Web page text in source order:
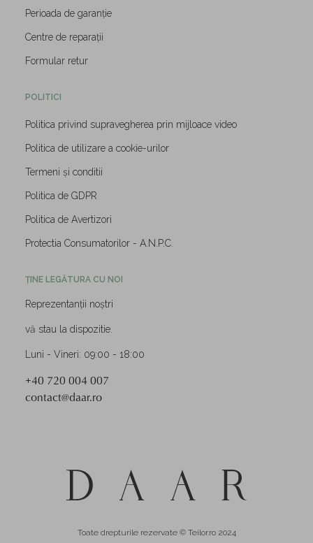
Perioada de garanție
Centre de reparații
Formular retur
POLITICI
Politica privind supravegherea prin mijloace video
Politica de utilizare a cookie-urilor
Termeni și conditii
Politica de GDPR
Politica de Avertizori
Protectia Consumatorilor - A.N.P.C.
ȚINE LEGĂTURA CU NOI
Reprezentanții noștri
vă stau la dispozitie.
Luni - Vineri: 09:00 - 18:00
+40 720 004 007
contact@daar.ro
Toate drepturile rezervate © Teilor.ro 2024